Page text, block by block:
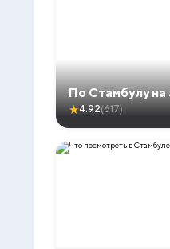
По Стамбулу
★4.92(617)